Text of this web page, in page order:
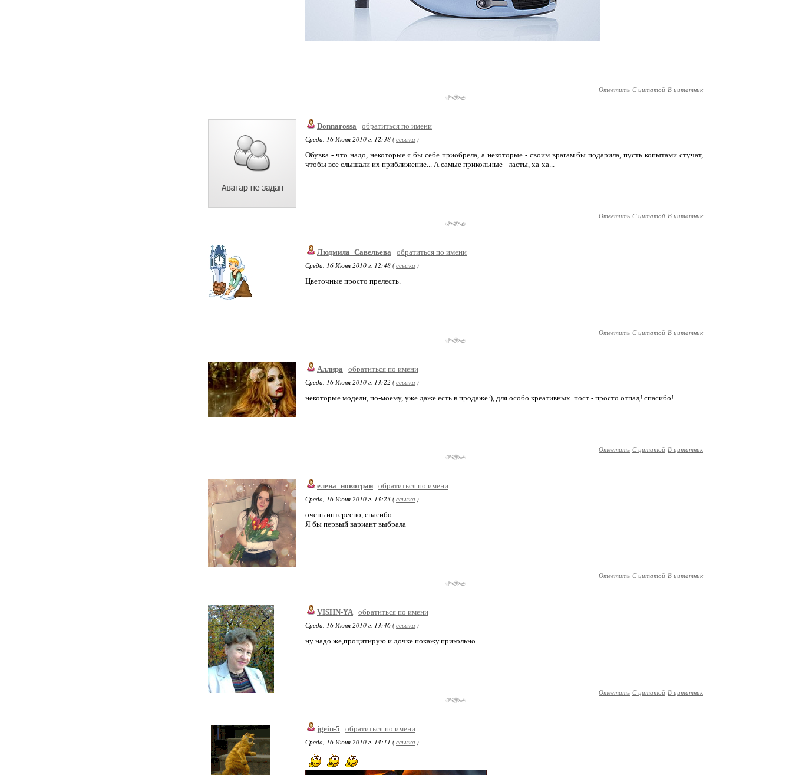
Ответить С цитатой В цитатник
Donnarossa
обратиться по имени
Среда, 16 Июня 2010 г. 12:38 (ссылка )
Обувка - что надо, некоторые я бы себе приобрела, а некоторые - своим врагам бы подарила, пусть копытами стучат,
чтобы все слышали их приближение... А самые прикольные - ласты, ха-ха...
Ответить С цитатой В цитатник
Людмила_Савельева
обратиться по имени
Среда, 16 Июня 2010 г. 12:48 (ссылка )
Цветочные просто прелесть.
Ответить С цитатой В цитатник
Аллира
обратиться по имени
Среда, 16 Июня 2010 г. 13:22 (ссылка )
некоторые модели, по-моему, уже даже есть в продаже:), для особо креативных. пост - просто отпад! спасибо!
Ответить С цитатой В цитатник
елена_новогран обратиться по имени
Среда, 16 Июня 2010 г. 13:23 (ссылка )
очень интересно, спасибо
Я бы первый вариант выбрала
Ответить С цитатой В цитатник
VISHN-YA обратиться по имени
Среда, 16 Июня 2010 г. 13:46 (ссылка )
ну надо же,процитирую и дочке покажу.прикольно.
Ответить С цитатой В цитатник
jgein-5
обратиться по имени
Среда, 16 Июня 2010 г. 14:11 (ссылка )